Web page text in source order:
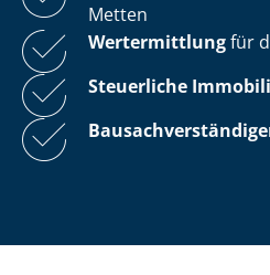
Metten
Wertermittlungfür
Steuerliche